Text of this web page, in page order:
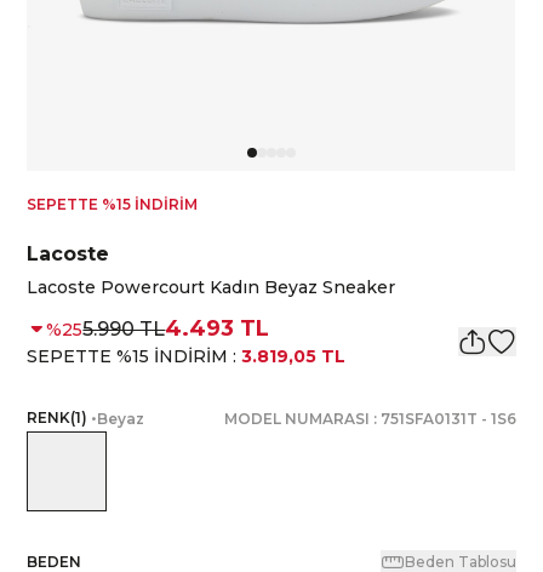
SEPETTE %15 İNDİRİM
Lacoste
Lacoste Powercourt Kadın Beyaz Sneaker
%255.990 TL4.493 TL
SEPETTE %15 İNDİRİM : 3.819,05 TL
RENK(1) •Beyaz MODEL NUMARASI : 751SFA0131T - 1S6
BEDEN Beden Tablosu